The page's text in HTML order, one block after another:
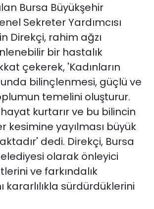
Bursa Büyükşehir
Sekreter Yardımcısı
Direkçi, rahim ağzı
bir hastalık
çekerek, 'Kadınların
bilinçlenmesi, güçlü ve
temelini oluşturur.
kurtarır ve bu bilincin
kesimine yayılması büyük
dedi. Direkçi, Bursa
olarak önleyici
ve farkındalık
kararlılıkla sürdürdüklerini